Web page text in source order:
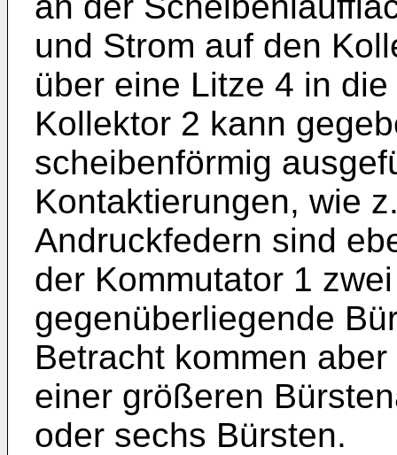
und Strom auf den
über eine Litze 4 in
Kollektor 2 kann
scheibenförmig
Kontaktierungen, wie
Andruckfedern sind
der Kommutator 1
gegenüberliegende
Betracht kommen
einer größeren
oder sechs Bürsten.